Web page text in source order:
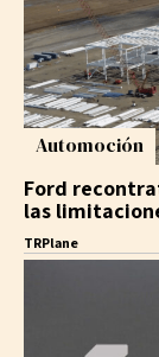
Automoción
Ford
las
TRPlane